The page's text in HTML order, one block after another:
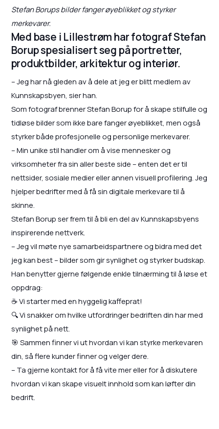
Stefan Borups bilder fanger øyeblikket og styrker
merkevarer.
Med base i Lillestrøm har fotograf Stefan
Borup spesialisert seg på portretter,
produktbilder, arkitektur og interiør.
– Jeg har nå gleden av å dele at jeg er blitt medlem av
Kunnskapsbyen, sier han.
Som fotograf brenner Stefan Borup for å skape stilfulle og
tidløse bilder som ikke bare fanger øyeblikket, men også
styrker både profesjonelle og personlige merkevarer.
– Min unike stil handler om å vise mennesker og
virksomheter fra sin aller beste side – enten det er til
nettsider, sosiale medier eller annen visuell profilering. Jeg
hjelper bedrifter med å få sin digitale merkevare til å
skinne.
Stefan Borup ser frem til å bli en del av Kunnskapsbyens
inspirerende nettverk.
– Jeg vil møte nye samarbeidspartnere og bidra med det
jeg kan best – bilder som gir synlighet og styrker budskap.
Han benytter gjerne følgende enkle tilnærming til å løse et
oppdrag:
☕ Vi starter med en hyggelig kaffeprat!
🔍 Vi snakker om hvilke utfordringer bedriften din har med
synlighet på nett.
🎯 Sammen finner vi ut hvordan vi kan styrke merkevaren
din, så flere kunder finner og velger dere.
– Ta gjerne kontakt for å få vite mer eller for å diskutere
hvordan vi kan skape visuelt innhold som kan løfter din
bedrift.